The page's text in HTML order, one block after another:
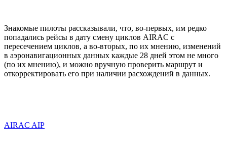
Знакомые пилоты рассказывали, что, во-первых, им редко
попадались рейсы в дату смену циклов AIRAC с
пересечением циклов, а во-вторых, по их мнению, изменений
в аэронавигационных данных каждые 28 дней этом не много
(по их мнению), и можно вручную проверить маршрут и
откорректировать его при наличии расхождений в данных.
AIRAC AIP